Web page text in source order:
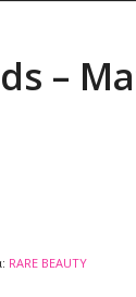
–
RARE BEAUTY